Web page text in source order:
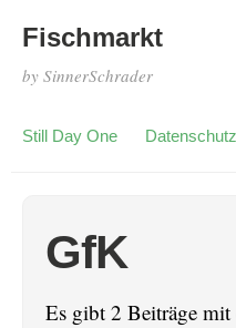
Fischmarkt
by SinnerSchrader
Still Day One Datenschutz
GfK
Es gibt 2 Beiträge